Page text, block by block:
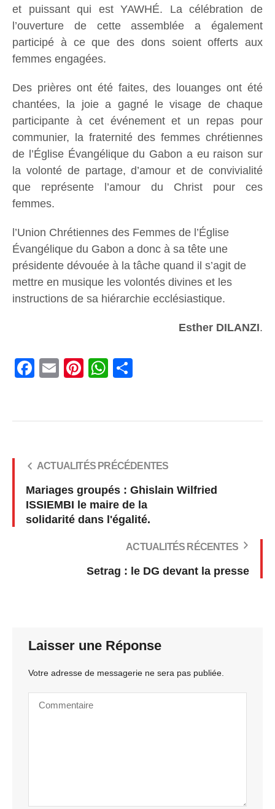
et puissant qui est YAWHÉ. La célébration de
l’ouverture de cette assemblée a également
participé à ce que des dons soient offerts aux
femmes engagées.
Des prières ont été faites, des louanges ont été
chantées, la joie a gagné le visage de chaque
participante à cet événement et un repas pour
communier, la fraternité des femmes chrétiennes
de l’Église Évangélique du Gabon a eu raison sur
la volonté de partage, d’amour et de convivialité
que représente l’amour du Christ pour ces
femmes.
l’Union Chrétiennes des Femmes de l’Église
Évangélique du Gabon a donc à sa tête une
présidente dévouée à la tâche quand il s’agit de
mettre en musique les volontés divines et les
instructions de sa hiérarchie ecclésiastique.
Esther DILANZI.
Facebook
Email PinterestWhatsApp
ACTUALITÉS PRÉCÉDENTES
Mariages groupés : Ghislain Wilfried
ISSIEMBI le maire de la
solidarité dans l'égalité.
ACTUALITÉS RÉCENTES
Setrag : le DG devant la presse
Laisser une Réponse
Votre adresse de messagerie ne sera pas publiée.